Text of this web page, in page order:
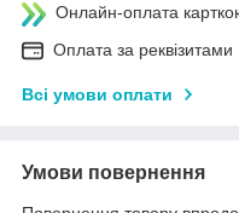
Онлайн-оплата
Оплата за реквізитами
Всі умови оплати
Умови повернення